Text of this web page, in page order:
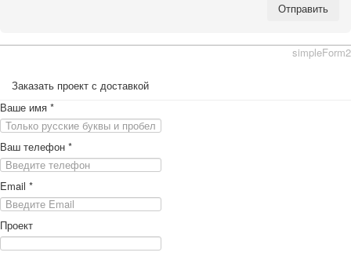
Отправить
simpleForm2
Заказать проект с доставкой
Ваше имя *
Ваш телефон *
Email *
Проект